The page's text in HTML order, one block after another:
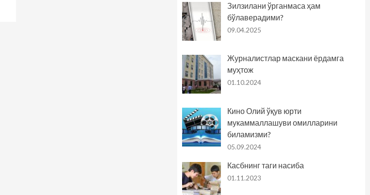
Зилзилани ўрганмаса ҳам
бўлаверадими?
09.04.2025
Журналистлар маскани ёрдамга
муҳтож
01.10.2024
Кино Олий ўқув юрти
мукаммаллашуви омилларини
биламизми?
05.09.2024
Касбнинг таги насиба
01.11.2023